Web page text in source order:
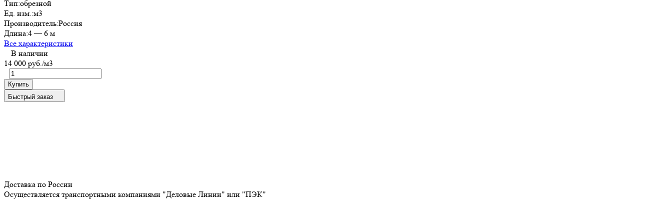
Тип:обрезной
Ед. изм.:м3
Производитель:Россия
Длина:4 — 6 м
Все характеристики
В наличии
14 000 руб./м3
Купить
Быстрый заказ
Доставка по России
Осуществляется транспортными компаниями "Деловые Линии" или "ПЭК"